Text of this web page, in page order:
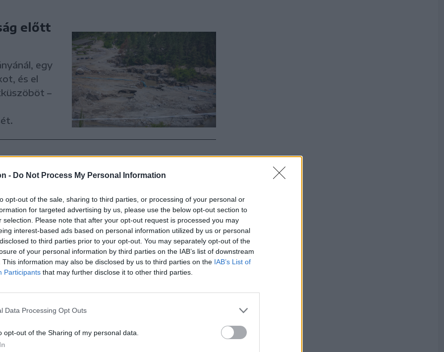
- Do Not Process My Personal Information
opt-out of the sale, sharing to third parties, or processing of your personal or
for targeted advertising by us, please use the below opt-out section to
selection. Please note that after your opt-out request is processed you may
interest-based ads based on personal information utilized by us or personal
to third parties prior to your opt-out. You may separately opt-out of the
of your personal information by third parties on the IAB’s list of downstream
This information may also be disclosed by us to third parties on the IAB’s List of
Participants that may further disclose it to other third parties.
Data Processing Opt Outs
opt-out of the Sharing of my personal data.
előtt
egy
és el
–
nem történt
során, mint
a